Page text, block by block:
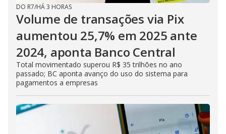
DO R7/HÁ 3 HORAS
Volume de transações via Pix
aumentou 25,7% em 2025 ante
2024, aponta Banco Central
Total movimentado superou R$ 35 trilhões no ano
passado; BC aponta avanço do uso do sistema para
pagamentos a empresas